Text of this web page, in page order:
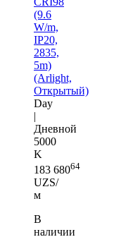
(9.6
W/m,
IP20,
2835,
5m)
(Arlight,
Открытый)
Day
|
Дневной
5000
K
183 68064
UZS/
м
В
наличии